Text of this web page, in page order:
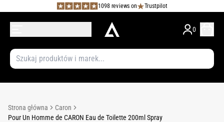
1098 reviews on Trustpilot
0
Strona główna
Caron
Pour Un Homme de CARON Eau de Toilette 200ml Spray